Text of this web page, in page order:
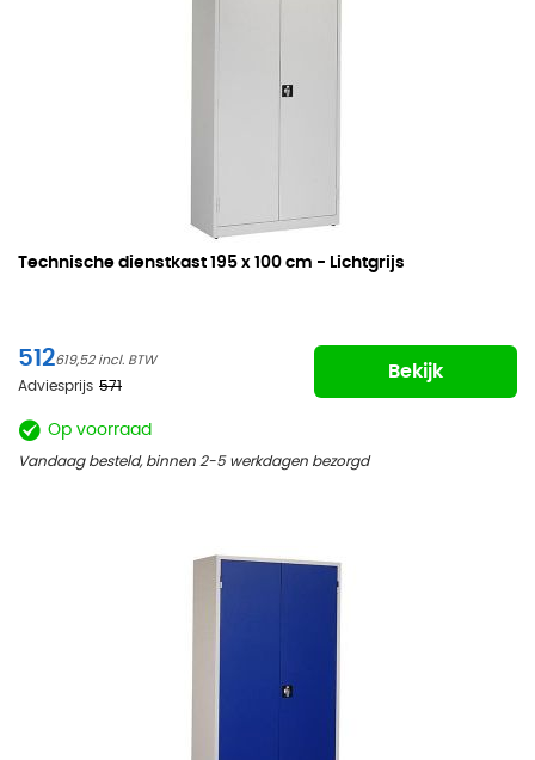
Technische dienstkast 195 x 100 cm - Lichtgrijs
512619,52
Adviesprijs 571
Bekijk
Op voorraad
Vandaag besteld, binnen 2-5 werkdagen bezorgd